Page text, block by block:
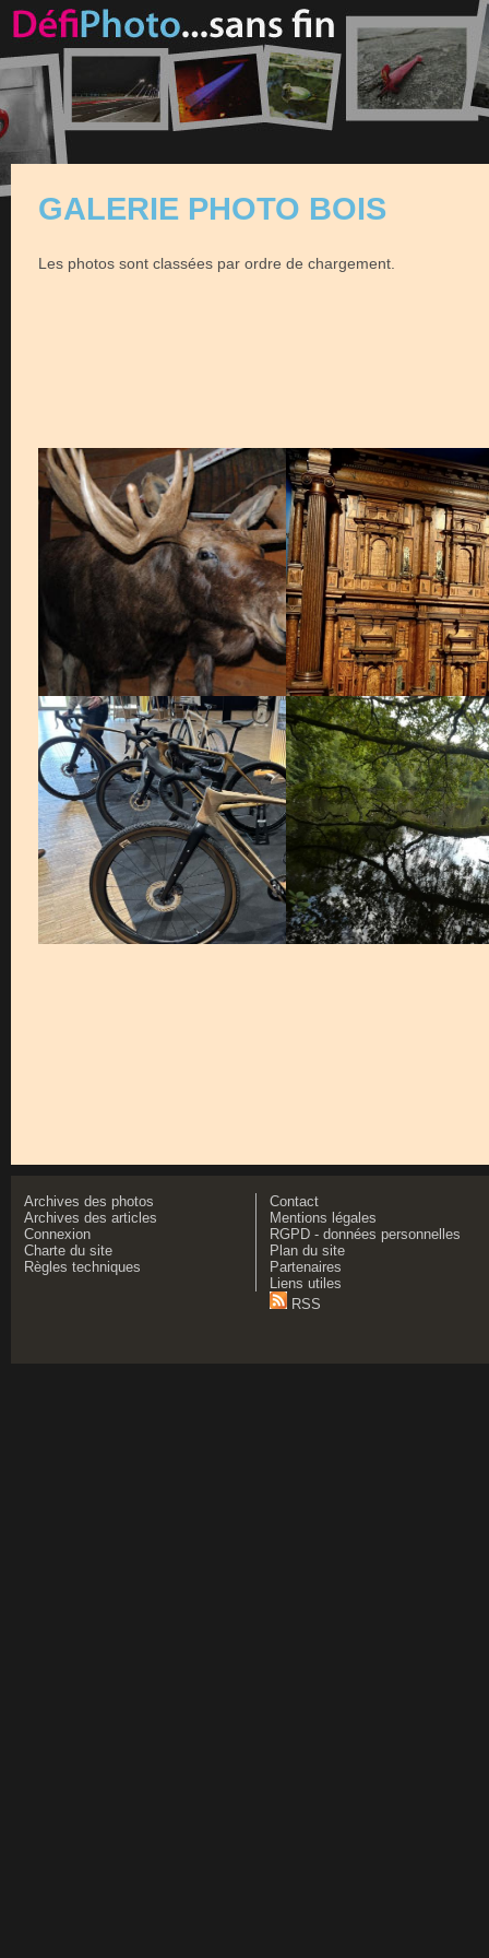
GALERIE PHOTO BOIS
Les photos sont classées par ordre de chargement.
Archives des photos
Archives des articles
Connexion
Charte du site
Règles techniques
Contact
Mentions légales
RGPD - données personnelles
Plan du site
Partenaires
Liens utiles
RSS